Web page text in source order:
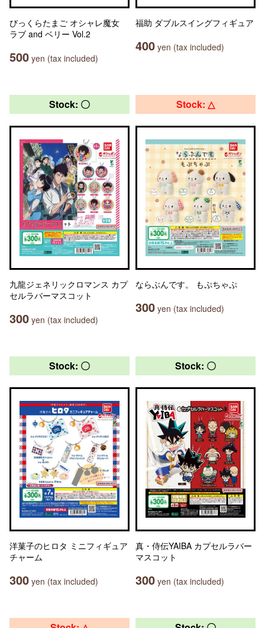
びっくらたまご オシャレ魔女
ラブ and ベリー Vol.2
500 yen (tax included)
福助 ダブルスイングフィギュア
400 yen (tax included)
Stock: 〇
九龍ジェネリックロマンス カプ
セルラバーマスコット
300 yen (tax included)
Stock: △
ならぶんです。 もぷちゃぷ
300 yen (tax included)
Stock: 〇
洋菓子のヒロタ ミニフィギュア
チャーム
300 yen (tax included)
Stock: 〇
真・侍伝YAIBA カプセルラバー
マスコット
300 yen (tax included)